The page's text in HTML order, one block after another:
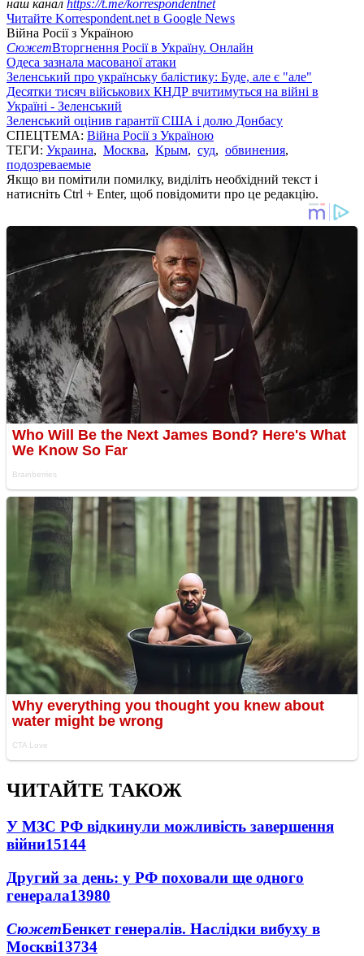
наш канал https://t.me/korrespondentnet
Читайте Korrespondent.net в Google News
Війна Росії з Україною
СюжетВторгнення Росії в Україну. Онлайн
Одеса зазнала масованої атаки
Зеленський про українську балістику: Буде, але є "але"
Десятки тисяч військових КНДР вчитимуться на війні в
Україні - Зеленський
Зеленський оцінив гарантії США і долю Донбасу
СПЕЦТЕМА: Війна Росії з Україною
ТЕГИ: Украина, Москва, Крым, суд, обвинения,
подозреваемые
Якщо ви помітили помилку, виділіть необхідний текст і
натисніть Ctrl + Enter, щоб повідомити про це редакцію.
ЧИТАЙТЕ ТАКОЖ
У МЗС РФ відкинули можливість завершення
війни15144
Другий за день: у РФ поховали ще одного
генерала13980
СюжетБенкет генералів. Наслідки вибуху в
Москві13734